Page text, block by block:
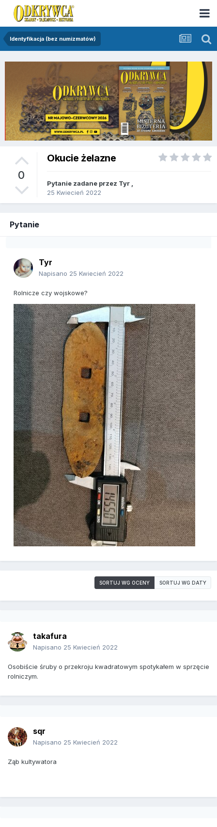
Identyfikacja (bez numizmatów)
0
Okucie żelazne
Pytanie zadane przez Tyr
25 Kwiecień 2022
Pytanie
Tyr
Napisano 25 Kwiecień 2022
Rolnicze czy wojskowe?
SORTUJ WG OCENY SORTUJ WG DATY
takafura
Napisano 25 Kwiecień 2022
Osobiście śruby o przekroju kwadratowym spotykałem w sprzęcie
rolniczym.
sqr
Napisano 25 Kwiecień 2022
Ząb kultywatora